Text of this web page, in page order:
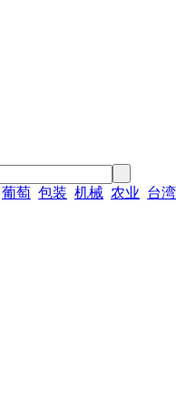
葡萄 包装 机械 农业 台湾